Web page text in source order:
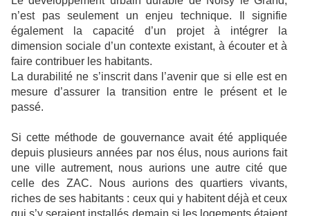
n’est pas seulement un enjeu technique. Il signifie
également la capacité d’un projet à intégrer la
dimension sociale d’un contexte existant, à écouter et à
faire contribuer les habitants.
La durabilité ne s’inscrit dans l’avenir que si elle est en
mesure d’assurer la transition entre le présent et le
passé.
Si cette méthode de gouvernance avait été appliquée
depuis plusieurs années par nos élus, nous aurions fait
une ville autrement, nous aurions une autre cité que
celle des ZAC. Nous aurions des quartiers vivants,
riches de ses habitants : ceux qui y habitent déjà et ceux
qui s’y seraient installés demain si les logements étaient